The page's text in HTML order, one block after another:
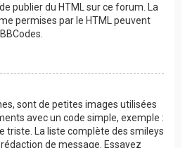
publier du HTML sur ce forum. La
permises par le HTML peuvent
sont de petites images utilisées
avec un code simple, exemple :
triste. La liste complète des smileys
de message. Essayez